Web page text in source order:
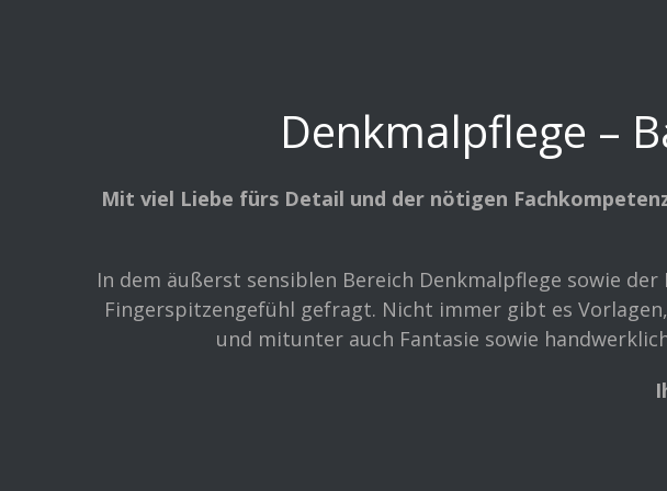
Denkmalpflege –
Mit viel Liebe fürs Detail und der nötigen
In dem äußerst sensiblen Bereich Denkmalpflege sowie
Fingerspitzengefühl gefragt. Nicht immer gibt es
und mitunter auch Fantasie sowie